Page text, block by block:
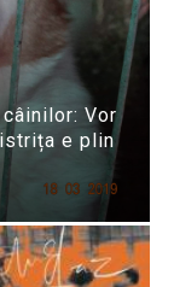
Vor
e plin